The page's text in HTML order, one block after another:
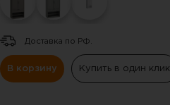
Доставка по РФ.
В корзину Купить в один клик